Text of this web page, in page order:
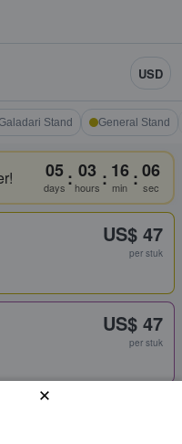
USD
Stand General Stand
05
days : 03
hours : 16
min :06
sec
US$ 47
per stuk
US$ 47
per stuk